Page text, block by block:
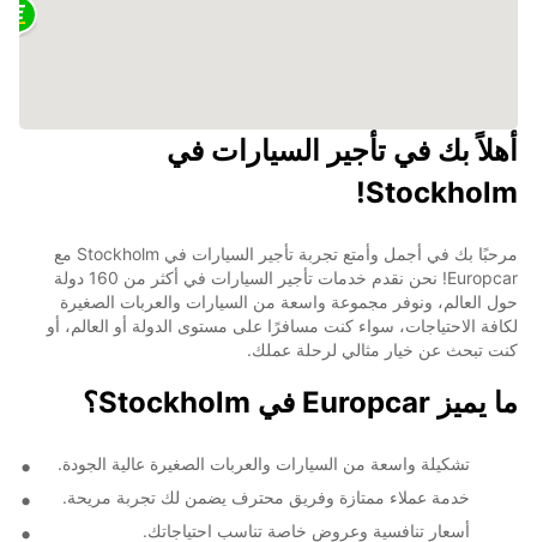
أهلاً بك في تأجير السيارات في
Stockholm!
مرحبًا بك في أجمل وأمتع تجربة تأجير السيارات في Stockholm مع
Europcar! نحن نقدم خدمات تأجير السيارات في أكثر من 160 دولة
حول العالم، ونوفر مجموعة واسعة من السيارات والعربات الصغيرة
لكافة الاحتياجات، سواء كنت مسافرًا على مستوى الدولة أو العالم، أو
كنت تبحث عن خيار مثالي لرحلة عملك.
ما يميز Europcar في Stockholm؟
تشكيلة واسعة من السيارات والعربات الصغيرة عالية الجودة.
خدمة عملاء ممتازة وفريق محترف يضمن لك تجربة مريحة.
أسعار تنافسية وعروض خاصة تناسب احتياجاتك.